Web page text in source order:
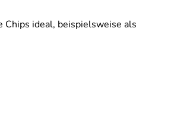
Chips ideal, beispielsweise als